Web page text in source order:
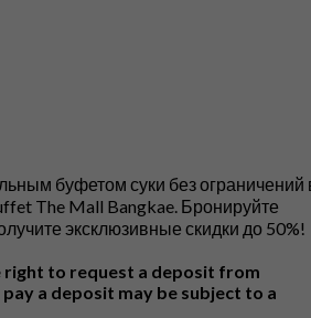
буфетом суки без ограничений
The Mall Bangkae. Бронируйте
эксклюзивные скидки до 50%!
right to request a deposit from
a deposit may be subject to a